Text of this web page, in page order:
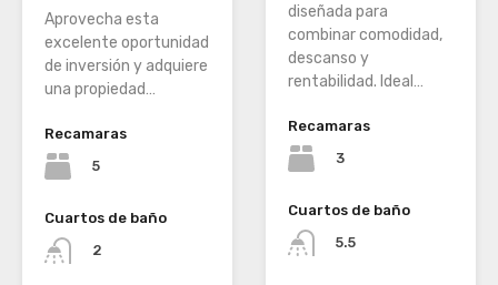
Aprovecha esta
excelente oportunidad
de inversión y adquiere
una propiedad…
Recamaras
5
Cuartos de baño
2
diseñada para
combinar comodidad,
descanso y
rentabilidad. Ideal…
Recamaras
3
Cuartos de baño
5.5